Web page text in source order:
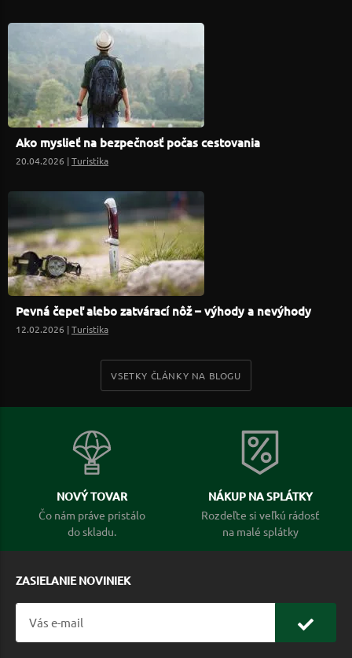
Ako myslieť na bezpečnosť počas cestovania
20.04.2026 |Turistika
Pevná čepeľ alebo zatvárací nôž – výhody a nevýhody
12.02.2026 |Turistika
VSETKY ČLÁNKY NA BLOGU
NOVÝ TOVAR
Čo nám práve pristálo
do skladu.
NÁKUP NA SPLÁTKY
Rozdeľte si veľkú rádosť
na malé splátky
ZASIELANIE NOVINIEK